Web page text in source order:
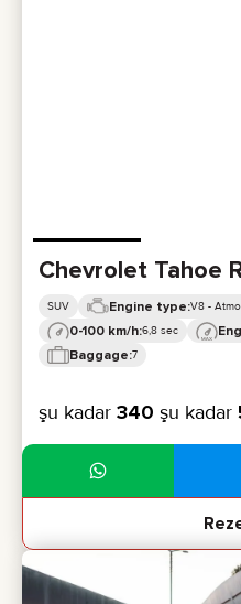
Chevrolet Tahoe
SUV Engine type:V8 -
0-100 km/h:6,8 sec
Baggage:7
şu kadar 340 şu kadar